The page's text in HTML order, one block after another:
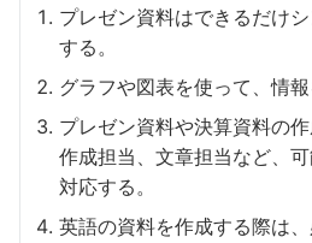
プレゼン資料はできるだけ
する。
グラフや図表を使って、情報
プレゼン資料や決算資料の
作成担当、文章担当など、
対応する。
英語の資料を作成する際は